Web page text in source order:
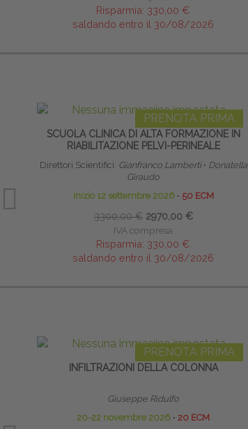
Risparmia: 330,00 €
saldando entro il 30/08/2026
PRENOTA PRIMA
SCUOLA CLINICA DI ALTA FORMAZIONE IN
RIABILITAZIONE PELVI-PERINEALE
Direttori Scientifici: Gianfranco Lamberti ∙ Donatella
Giraudo
inizio 12 settembre 2026 ∙ 50 ECM
3300,00 € 2970,00 €
IVA compresa
Risparmia: 330,00 €
saldando entro il 30/08/2026
PRENOTA PRIMA
INFILTRAZIONI DELLA COLONNA
Giuseppe Ridulfo
20-22 novembre 2026 ∙ 20 ECM